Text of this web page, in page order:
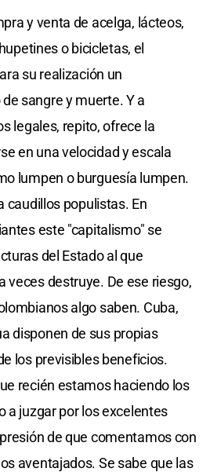
y venta de acelga, lácteos,
o bicicletas, el
su realización un
sangre y muerte. Y a
legales, repito, ofrece la
en una velocidad y escala
lumpen o burguesía lumpen.
caudillos populistas. En
este "capitalismo" se
del Estado al que
veces destruye. De ese riesgo,
algo saben. Cuba,
disponen de sus propias
los previsibles beneficios.
recién estamos haciendo los
a juzgar por los excelentes
de que comentamos con
aventajados. Se sabe que las